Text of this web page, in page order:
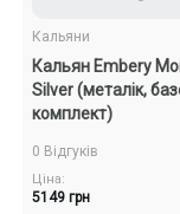
Кальяни
Кальян Embery
Silver (металік,
комплект)
0 Відгуків
Ціна:
5149 грн